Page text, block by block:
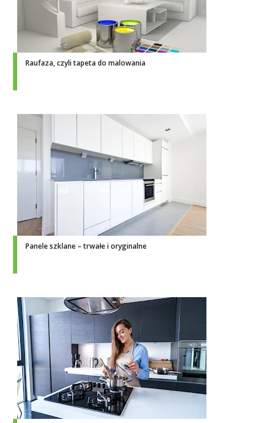
Raufaza, czyli tapeta do malowania
Panele szklane – trwałe i oryginalne